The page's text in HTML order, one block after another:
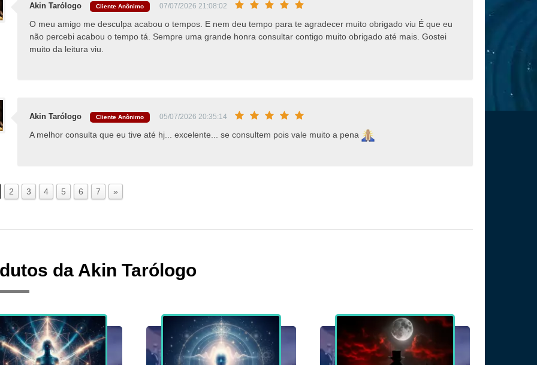
Akin Tarólogo Cliente Anônimo 07/07/2026 21:08:02
O meu amigo me desculpa acabou o tempos. E nem deu tempo para te agradecer muito obrigado viu É que eu
não percebi acabou o tempo tá. Sempre uma grande honra consultar contigo muito obrigado até mais. Gostei
muito da leitura viu.
Akin Tarólogo Cliente Anônimo 05/07/2026 20:35:14
A melhor consulta que eu tive até hj... excelente... se consultem pois vale muito a pena
2 3 4 5 6 7 »
da Akin Tarólogo